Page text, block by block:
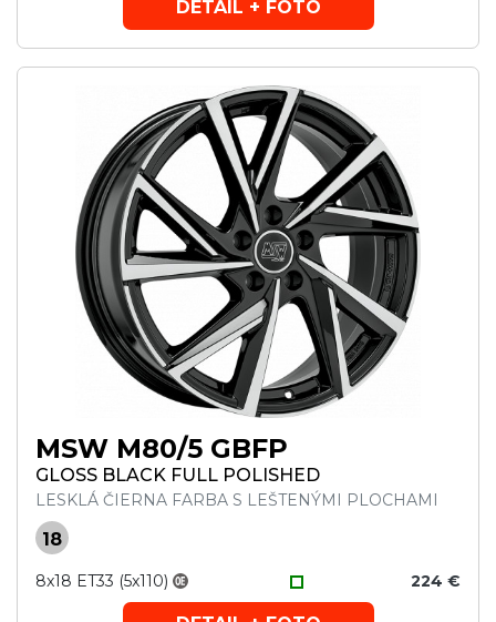
DETAIL + FOTO
MSW M80/5 GBFP
GLOSS BLACK FULL POLISHED
LESKLÁ ČIERNA FARBA S LEŠTENÝMI PLOCHAMI
18
8x18 ET33 (5x110) 224 €